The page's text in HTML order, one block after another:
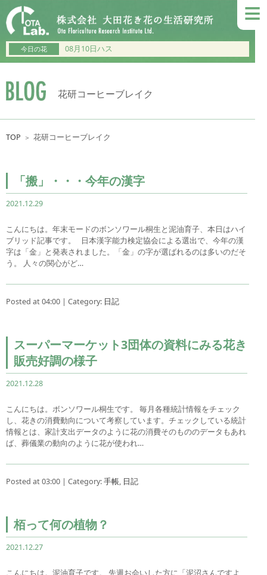
≡
今日の花 08月10日ハス
花研コーヒーブレイク
TOP ＞ 花研コーヒーブレイク
「搬」・・・今年の漢字
2021.12.29
こんにちは。年末モードのボンソワール桐生と泥油育子、本日はハイ
ブリッド記事です。 日本漢字能力検定協会による選出で、今年の漢
字は「金」と発表されました。「金」の字が選ばれるのは多いのだそ
う。 人々の関心がど…
Posted at 04:00 | Category: 日記
スーパーマーケット3団体の資料にみる花き
販売好調の様子
2021.12.28
こんにちは。ボンソワール桐生です。 毎月各種統計情報をチェック
し、花きの消費動向について考察しています。チェックしている統計
情報とは、家計支出データのように花の消費そのもののデータもあれ
ば、葬儀業の動向のように花が使われ…
Posted at 03:00 | Category:手帳, 日記
栢って何の植物？
2021.12.27
こんにちは。泥油育子です。 先週お会いした方に「泥沼さんですよ